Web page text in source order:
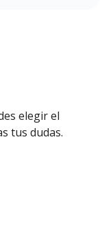
elegir el
tus dudas.